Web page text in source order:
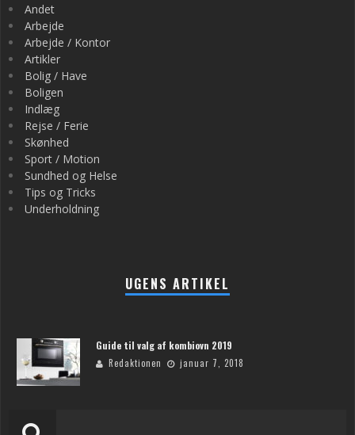
Andet
Arbejde
Arbejde / Kontor
Artikler
Bolig / Have
Boligen
Indlæg
Rejse / Ferie
Skønhed
Sport / Motion
Sundhed og Helse
Tips og Tricks
Underholdning
UGENS ARTIKEL
Guide til valg af kombiovn 2019
Redaktionen januar 7, 2018